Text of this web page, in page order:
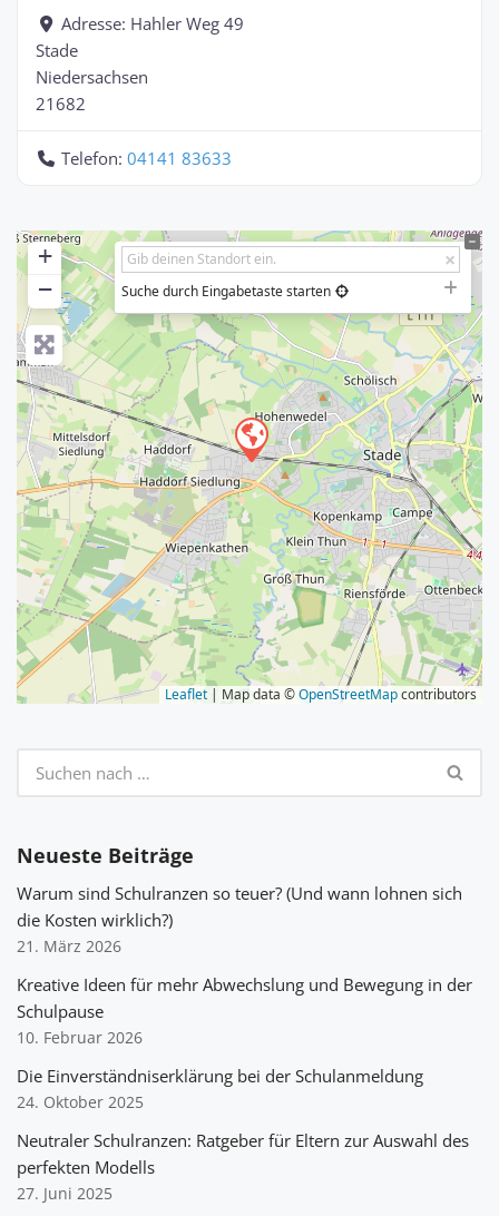
Adresse: Hahler Weg 49
Stade
Niedersachsen
21682
Telefon: 04141 83633
+
−
Suche durch Eingabetaste starten
Leaflet | Map data ©OpenStreetMapcontributors
Neueste Beiträge
Warum sind Schulranzen so teuer? (Und wann lohnen sich
die Kosten wirklich?)
21. März 2026
Kreative Ideen für mehr Abwechslung und Bewegung in der
Schulpause
10. Februar 2026
Die Einverständniserklärung bei der Schulanmeldung
24. Oktober 2025
Neutraler Schulranzen: Ratgeber für Eltern zur Auswahl des
perfekten Modells
27. Juni 2025